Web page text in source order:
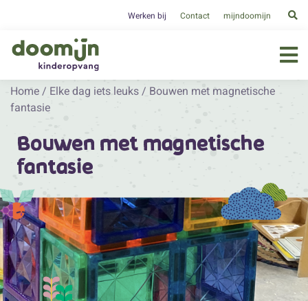
Werken bij Contact mijndoomijn
Home / Elke dag iets leuks / Bouwen met magnetische
fantasie
Bouwen met magnetische
fantasie